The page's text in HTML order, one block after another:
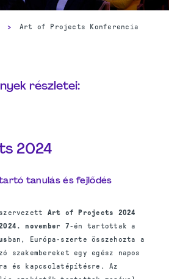
> Art of Projects Konferencia
részletei:
2024
tanulás és fejlődés
Art of Projects 2024
november 7-én tartottak a
ban, Európa-szerte összehozta a
egy egész napos
és kapcsolatépítésre. Az